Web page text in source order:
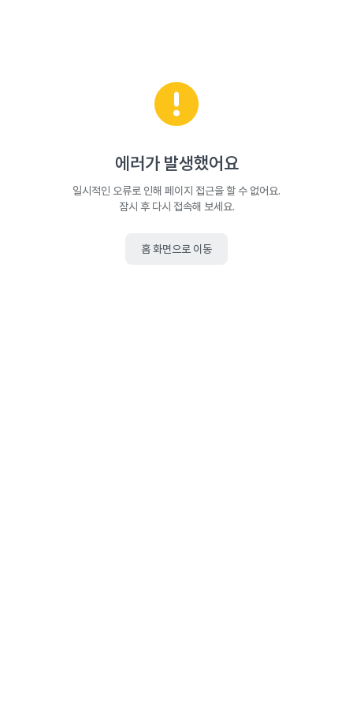
에러가 발생했어요
일시적인 오류로 인해 페이지 접근을 할 수 없어요.
잠시 후 다시 접속해 보세요.
홈 화면으로 이동